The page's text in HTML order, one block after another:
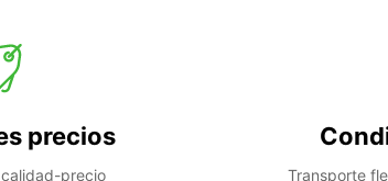
precios
precio
Transporte